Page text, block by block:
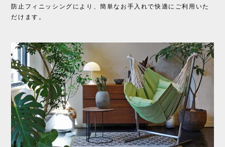
防止フィニッシングにより、簡単なお手入れで快適にご利用いた
だけます。